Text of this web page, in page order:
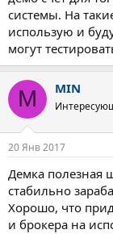
системы. На
использую и
могут
M MIN
20 Янв 2017
Демка полезная
стабильно
Хорошо, что
и брокера на